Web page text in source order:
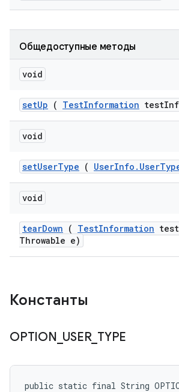
Общедоступные методы
void
setUp ( TestInformation test
void
setUserType ( UserInfo . User
void
tearDown ( TestInformation test
Throwable e)
Константы
OPTION USER_ TYPE
public static final String